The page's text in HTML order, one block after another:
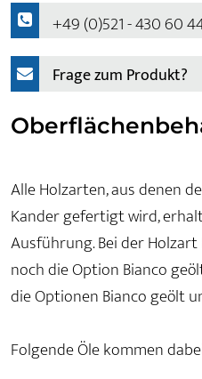
+49 (0)521 - 430 60
Frage zum Produkt?
Alle Holzarten, aus denen
Kander gefertigt wird,
Ausführung. Bei der
noch die Option Bianco
die Optionen Bianco geölt
Folgende Öle kommen